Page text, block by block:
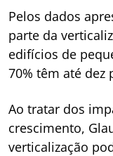
Pelos dados
parte da
edifícios de
70% têm até dez
Ao tratar dos
crescimento,
verticalização